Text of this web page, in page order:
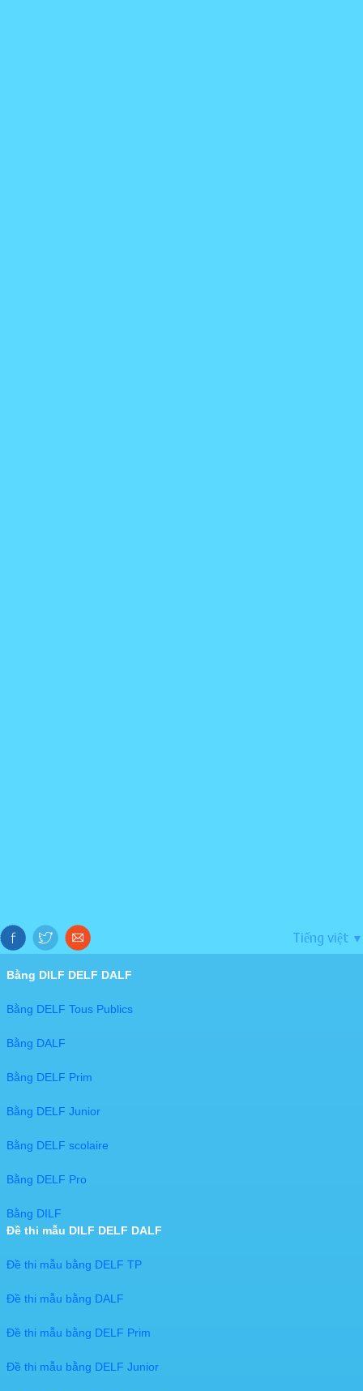
Tiếng việt ▼
Bằng DILF DELF DALF
Bằng DELF Tous Publics
Bằng DALF
Bằng DELF Prim
Bằng DELF Junior
Bằng DELF scolaire
Bằng DELF Pro
Bằng DILF
Đề thi mẫu DILF DELF DALF
Đề thi mẫu bằng DELF TP
Đề thi mẫu bằng DALF
Đề thi mẫu bằng DELF Prim
Đề thi mẫu bằng DELF Junior